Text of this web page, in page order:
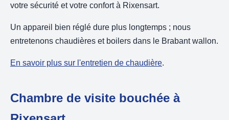
votre sécurité et votre confort à Rixensart.
Un appareil bien réglé dure plus longtemps ; nous
entretenons chaudières et boilers dans le Brabant wallon.
En savoir plus sur l'entretien de chaudière.
Chambre de visite bouchée à